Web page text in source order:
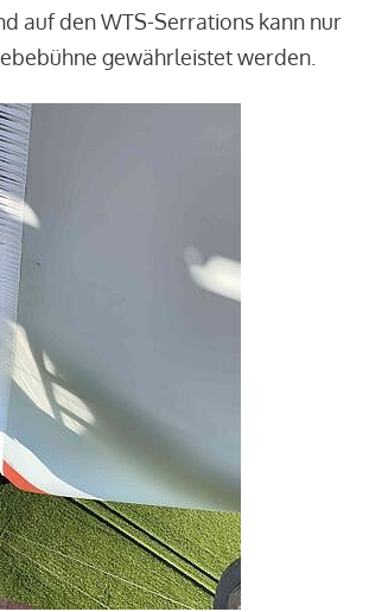
auf den WTS-Serrations kann nur
gewährleistet werden.